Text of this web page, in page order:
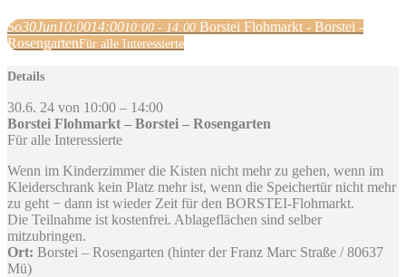
So30Jun10:0014:0010:00 - 14:00 Borstei Flohmarkt - Borstei -
RosengartenFür alle Interessierte
Details
30.6. 24 von 10:00 – 14:00
Borstei Flohmarkt – Borstei – Rosengarten
Für alle Interessierte
Wenn im Kinderzimmer die Kisten nicht mehr zu gehen, wenn im
Kleiderschrank kein Platz mehr ist, wenn die Speichertür nicht mehr
zu geht − dann ist wieder Zeit für den BORSTEI-Flohmarkt.
Die Teilnahme ist kostenfrei. Ablageflächen sind selber
mitzubringen.
Ort: Borstei – Rosengarten (hinter der Franz Marc Straße / 80637
Mü)